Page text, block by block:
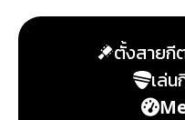
ตั้งสายกี
เล่น